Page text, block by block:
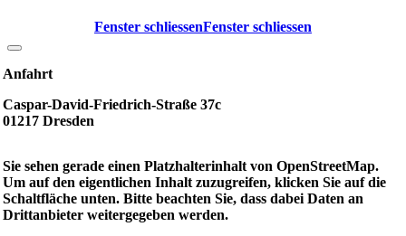
Fenster schliessenFenster schliessen
Anfahrt
Caspar-David-Friedrich-Straße 37c
01217 Dresden
Sie sehen gerade einen Platzhalterinhalt von OpenStreetMap.
Um auf den eigentlichen Inhalt zuzugreifen, klicken Sie auf die
Schaltfläche unten. Bitte beachten Sie, dass dabei Daten an
Drittanbieter weitergegeben werden.